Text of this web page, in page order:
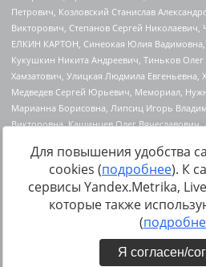
Источник:https://minjust.gov.ru/
inostrannyih-agentov-22-03-
Для повышения удобства
cookies (подробнее). К
сервисы Yandex.Metrika,
которые также
(
Я согласен/